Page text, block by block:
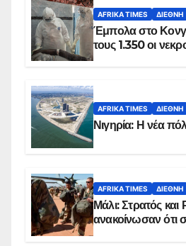
AFRIKA TIMES ΔΙΕΘΝΉ
Έμπολα στο
τους 1.350 οι
AFRIKA TIMES ΔΙΕΘΝΉ
Νιγηρία: Η νέα
AFRIKA TIMES ΔΙΕΘΝΉ
Μάλι: Στρατός και
ανακοίνωσαν ότι